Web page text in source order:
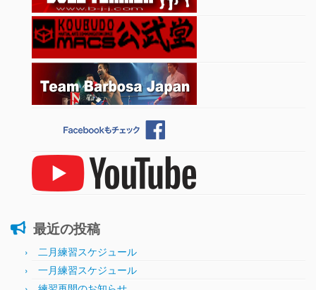
最近の投稿
二月練習スケジュール
一月練習スケジュール